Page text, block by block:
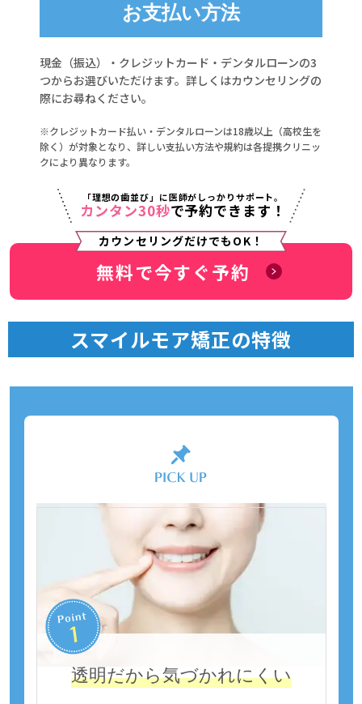
お支払い方法
現金（振込）・クレジットカード・デンタルローンの3
つからお選びいただけます。詳しくはカウンセリングの
際にお尋ねください。
※クレジットカード払い・デンタルローンは18歳以上（高校生を
除く）が対象となり、詳しい支払い方法や規約は各提携クリニッ
クにより異なります。
「理想の歯並び」に医師がしっかりサポート。
カンタン30秒で予約できます！
カウンセリングだけでもOK！
無料で今すぐ予約
スマイルモア矯正の特徴
透明だから気づかれにくい